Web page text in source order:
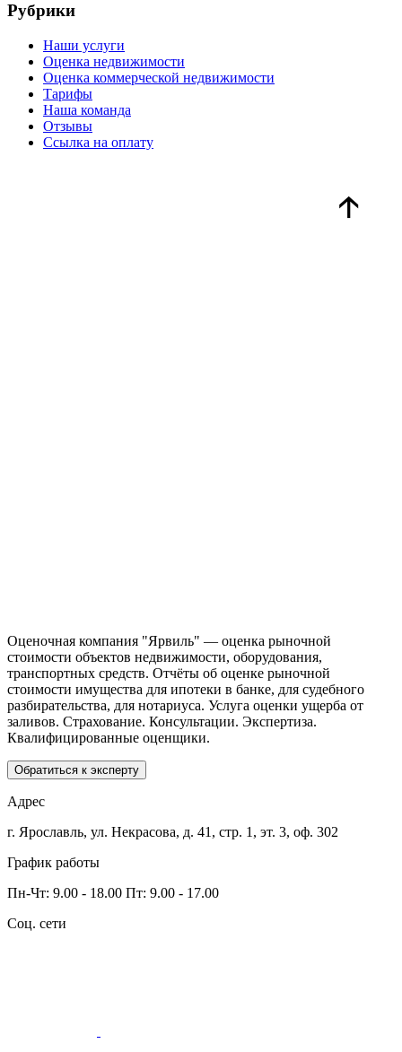
Рубрики
Наши услуги
Оценка недвижимости
Оценка коммерческой недвижимости
Тарифы
Наша команда
Отзывы
Ссылка на оплату
🡡
Оценочная компания "Ярвиль" — оценка рыночной
стоимости объектов недвижимости, оборудования,
транспортных средств. Отчёты об оценке рыночной
стоимости имущества для ипотеки в банке, для судебного
разбирательства, для нотариуса. Услуга оценки ущерба от
заливов. Страхование. Консультации. Экспертиза.
Квалифицированные оценщики.
Обратиться к эксперту
Адрес
г. Ярославль, ул. Некрасова, д. 41, стр. 1, эт. 3, оф. 302
График работы
Пн-Чт: 9.00 - 18.00 Пт: 9.00 - 17.00
Соц. сети